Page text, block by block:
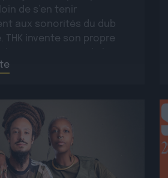
de s’en tenir
aux sonorités du dub
THK invente son propre